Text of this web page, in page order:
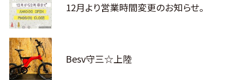
12月より営業時間変更のお知らせ。
Besv守三☆上陸